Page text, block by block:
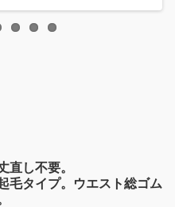
直し不要。
毛タイプ。ウエスト総ゴム